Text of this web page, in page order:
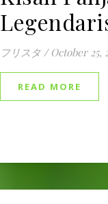
フリスタ / October 25,
READ MORE